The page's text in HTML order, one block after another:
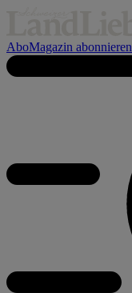
AboMagazin abonnieren